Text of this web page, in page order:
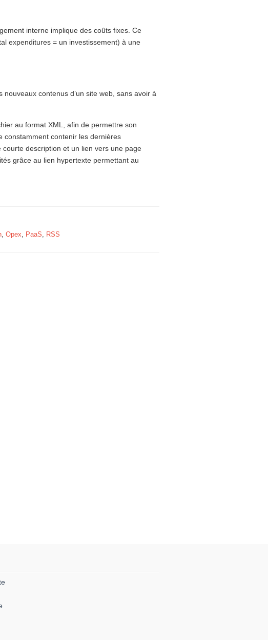
interne implique des coûts fixes. Ce
expenditures = un investissement) à une
contenus d’un site web, sans avoir à
au format XML, afin de permettre son
constamment contenir les dernières
description et un lien vers une page
grâce au lien hypertexte permettant au
, Opex, PaaS, RSS